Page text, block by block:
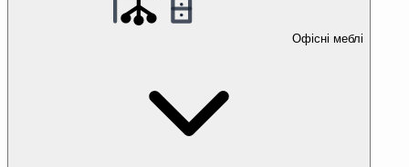
Офісні меблі